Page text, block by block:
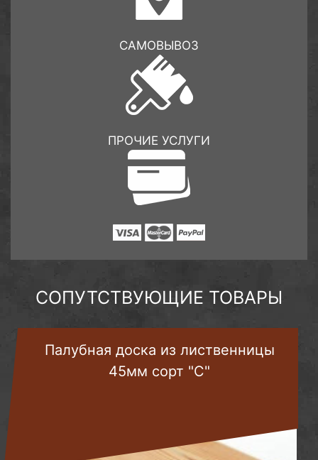
САМОВЫВОЗ
ПРОЧИЕ УСЛУГИ
СОПУТСТВУЮЩИЕ ТОВАРЫ
Палубная доска из лиственницы
45мм сорт "С"